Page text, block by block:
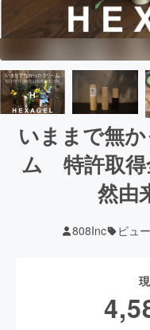
いままで無
ム 特許取
然由
808Inc ビュ